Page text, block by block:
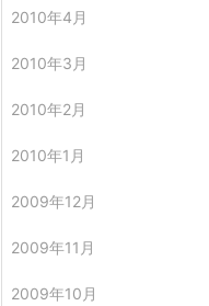
2010年4月
2010年3月
2010年2月
2010年1月
2009年12月
2009年11月
2009年10月